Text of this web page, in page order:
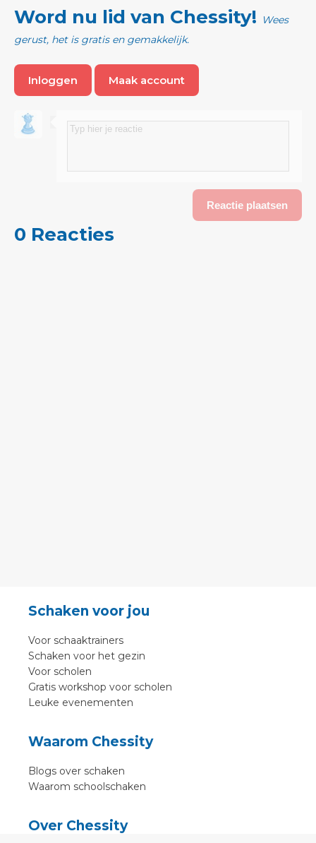
Word nu lid van Chessity!
Wees
gerust, het is gratis en gemakkelijk.
Inloggen Maak account
0 Reacties
Schaken voor jou
Voor schaaktrainers
Schaken voor het gezin
Voor scholen
Gratis workshop voor scholen
Leuke evenementen
Waarom Chessity
Blogs over schaken
Waarom schoolschaken
Over Chessity